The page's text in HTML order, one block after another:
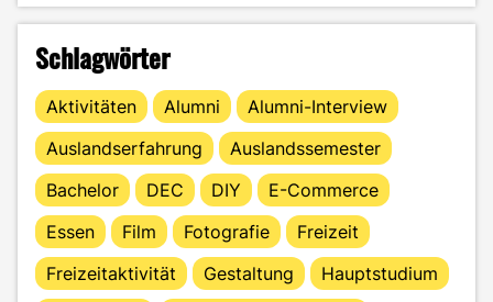
Schlagwörter
Aktivitäten Alumni
Alumni-Interview
Auslandserfahrung
Auslandssemester
Bachelor
DEC DIY
E-Commerce
Essen
Film Fotografie
Freizeit
Freizeitaktivität
Gestaltung
Hauptstudium